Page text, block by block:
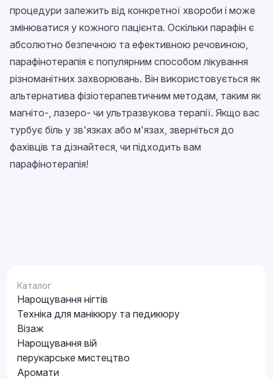
процедури залежить від конкретної хвороби і може
змінюватися у кожного пацієнта. Оскільки парафін є
абсолютно безпечною та ефективною речовиною,
парафінотерапія є популярним способом лікування
різноманітних захворювань. Він використовується як
альтернатива фізіотерапевтичним методам, таким як
магніто-, лазеро- чи ультразвукова терапії. Якщо вас
турбує біль у зв'язках або м'язах, зверніться до
фахівців та дізнайтеся, чи підходить вам
парафінотерапія!
Каталог
Нарощування нігтів
Техніка для манікюру та педикюру
Візаж
Нарощування вій
перукарське мистецтво
Аромати